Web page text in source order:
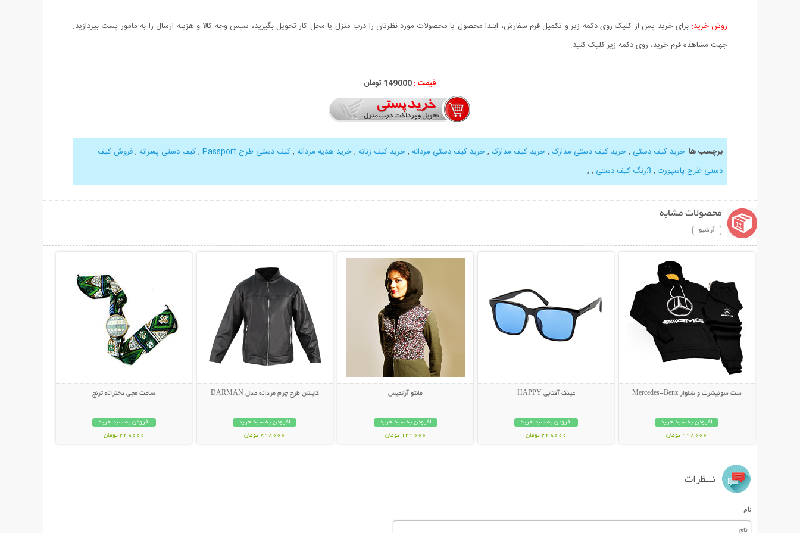
روش خرید: برای خرید پس از کلیک روی دکمه زیر و تکمیل فرم سفارش، ابتدا محصول یا محصولات مورد نظرتان را درب منزل یا محل کار تحویل بگیرید، سپس وجه کالا و هزینه ارسال را به مامور پست بپردازید.
جهت مشاهده فرم خرید، روی دکمه زیر کلیک کنید.
قیمت :149000 تومان
برچسب ها:خرید کیف دستی ,خرید کیف دستی مدارک ,خرید کیف مدارک ,خرید کیف دستی مردانه ,خرید کیف زنانه ,خرید هدیه مردانه ,کیف دستی طرح Passport ,کیف دستی پسرانه ,فروش کیف
دستی طرح پاسپورت , 3رنگ کیف دستی ,
,
محصولات مشابه
آرشیو
ست سوئیشرت و شلوار Mercedes-Benz
افزودن به سبد خرید
998000 تومان
عینک آفتابی HAPPY
افزودن به سبد خرید
348000 تومان
مانتو آرتمیس
افزودن به سبد خرید
149000 تومان
کاپشن طرح چرم مردانه مدل DARMAN
افزودن به سبد خرید
898000 تومان
ساعت مچی دخترانه ترنج
افزودن به سبد خرید
348000 تومان
نـــظرات
نام